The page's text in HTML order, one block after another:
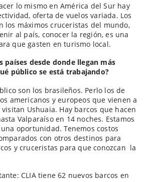
lo mismo en América del Sur hay
oferta de vuelos variada. Los
los máximos cruceristas del mundo,
al país, conocer la región, es una
que gasten en turismo local.
países desde donde llegan más
público se está trabajando?
son los brasileños. Perlo los de
americanos y europeos que vienen a
visitan Ushuaia. Hay barcos que hacen
Valparaíso en 14 noches. Estamos
oportunidad. Tenemos costos
con otros destinos para
y cruceristas para que conozcan la
CLIA tiene 62 nuevos barcos en